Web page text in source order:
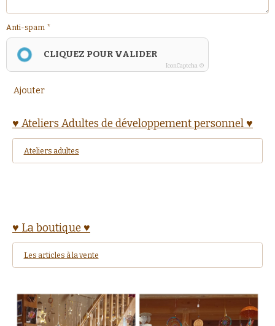
Anti-spam
CLIQUEZ POUR VALIDER
IconCaptcha ©
Ajouter
♥ Ateliers Adultes de développement personnel ♥
Ateliers adultes
♥ La boutique ♥
Les articles à la vente